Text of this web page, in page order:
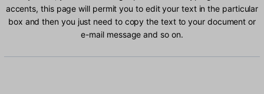
accents, this page will permit you to edit your text in the particular
box and then you just need to copy the text to your document or
e-mail message and so on.